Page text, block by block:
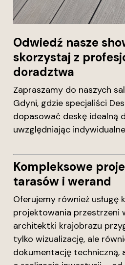
Odwiedź nasze
skorzystaj z
doradztwa
Zapraszamy do naszych
Gdyni, gdzie specjaliści
dopasować deskę idealną
uwzględniając
Kompleksowe
tarasów i werand
Oferujemy również usługę
projektowania przestrzeni
architektki krajobrazu
tylko wizualizację, ale
dokumentację techniczną,